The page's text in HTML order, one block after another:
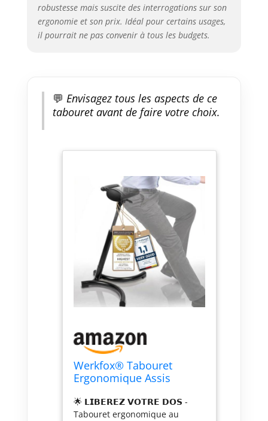
robustesse mais suscite des interrogations sur son
ergonomie et son prix. Idéal pour certains usages,
il pourrait ne pas convenir à tous les budgets.
💬 Envisagez tous les aspects de ce
tabouret avant de faire votre choix.
Werkfox® Tabouret
Ergonomique Assis
🌟 𝗟𝗜𝗕𝗘𝗥𝗘𝗭 𝗩𝗢𝗧𝗥𝗘 𝗗𝗢𝗦 -
Tabouret ergonomique au